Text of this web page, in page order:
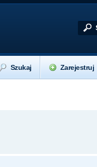
Zarejestruj
Szukaj